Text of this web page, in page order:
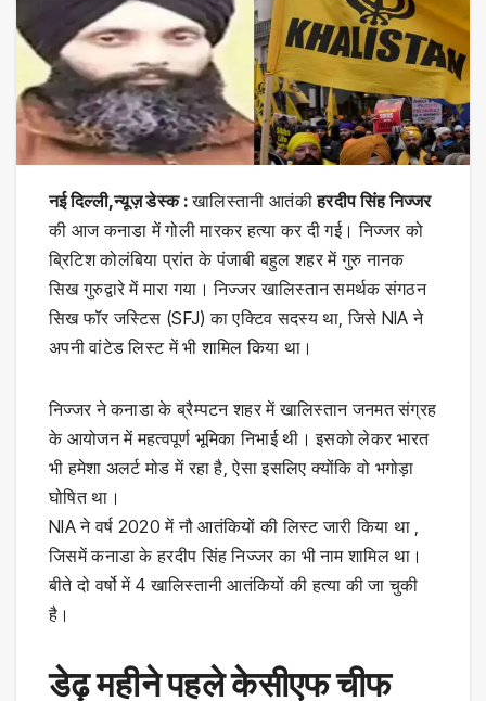
नई दिल्ली,न्यूज़ डेस्क :खालिस्तानी आतंकीहरदीप सिंह निज्जर
की आज कनाडा में गोली मारकर हत्या कर दी गई। निज्जर को
ब्रिटिश कोलंबिया प्रांत के पंजाबी बहुल शहर में गुरु नानक
सिख गुरुद्वारे में मारा गया। निज्जर खालिस्तान समर्थक संगठन
सिख फॉर जस्टिस (SFJ) का एक्टिव सदस्य था, जिसे NIA ने
अपनी वांटेड लिस्ट में भी शामिल किया था।
निज्जर ने कनाडा के ब्रैम्पटन शहर में खालिस्तान जनमत संग्रह
के आयोजन में महत्वपूर्ण भूमिका निभाई थी। इसको लेकर भारत
भी हमेशा अलर्ट मोड में रहा है, ऐसा इसलिए क्योंकि वो भगोड़ा
घोषित था।
NIA ने वर्ष 2020 में नौ आतंकियों की लिस्ट जारी किया था ,
जिसमें कनाडा के हरदीप सिंह निज्जर का भी नाम शामिल था।
बीते दो वर्षो में 4 खालिस्तानी आतंकियों की हत्या की जा चुकी
है।
डेढ़ महीने पहले केसीएफ चीफ